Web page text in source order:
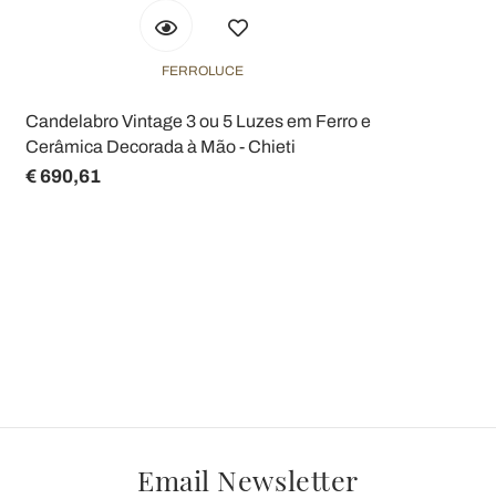
FERROLUCE
Candelabro Vintage 3 ou 5 Luzes em Ferro e
Cerâmica Decorada à Mão - Chieti
€ 690,61
Email Newsletter